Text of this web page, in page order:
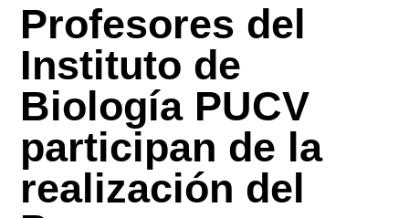
Profesores del
Instituto de
Biología PUCV
participan de la
realización del